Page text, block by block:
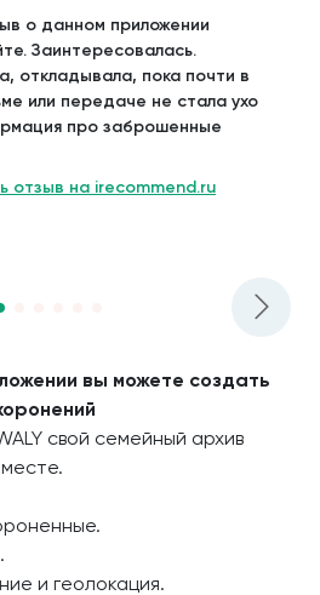
о данном приложении
Заинтересовалась.
откладывала, пока почти в
или передаче не стала ухо
про заброшенные
отзыв на irecommend.ru
вы можете создать
свой семейный архив
и геолокация.